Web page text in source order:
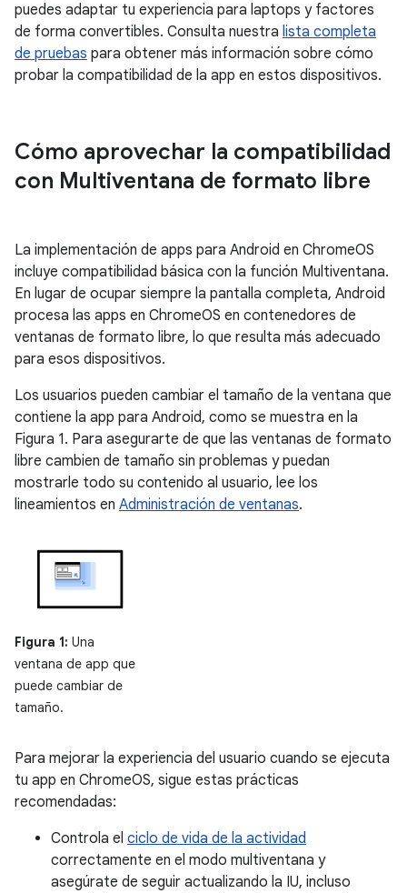
puedes adaptar tu experiencia para laptops y factores
de forma convertibles. Consulta nuestra lista completa
de pruebas para obtener más información sobre cómo
probar la compatibilidad de la app en estos dispositivos.
Cómo aprovechar la compatibilidad
con Multiventana de formato libre
La implementación de apps para Android en ChromeOS
incluye compatibilidad básica con la función Multiventana.
En lugar de ocupar siempre la pantalla completa, Android
procesa las apps en ChromeOS en contenedores de
ventanas de formato libre, lo que resulta más adecuado
para esos dispositivos.
Los usuarios pueden cambiar el tamaño de la ventana que
contiene la app para Android, como se muestra en la
Figura 1. Para asegurarte de que las ventanas de formato
libre cambien de tamaño sin problemas y puedan
mostrarle todo su contenido al usuario, lee los
lineamientos en Administración de ventanas.
Figura 1: Una
ventana de app que
puede cambiar de
tamaño.
Para mejorar la experiencia del usuario cuando se ejecuta
tu app en ChromeOS, sigue estas prácticas
recomendadas:
Controla el ciclo de vida de la actividad
correctamente en el modo multiventana y
asegúrate de seguir actualizando la IU, incluso